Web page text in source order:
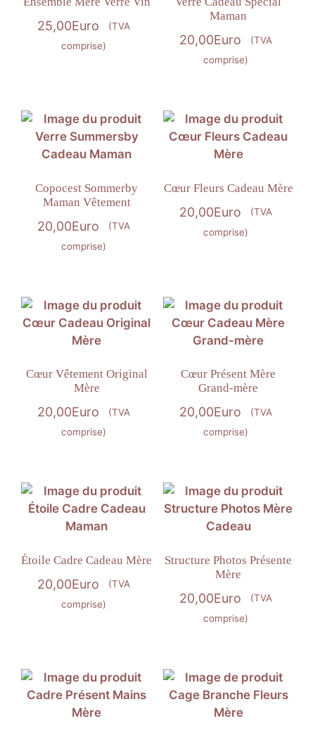
25,00Euro
(TVA
comprise)
Maman
20,00Euro
(TVA
comprise)
Copocest Sommerby
Maman Vêtement
20,00Euro
(TVA
comprise)
Cœur Fleurs Cadeau Mère
20,00Euro
(TVA
comprise)
Cœur Vêtement Original
Mère
20,00Euro
(TVA
comprise)
Cœur Présent Mère
Grand-mère
20,00Euro
(TVA
comprise)
Étoile Cadre Cadeau Mère
20,00Euro
(TVA
comprise)
Structure Photos Présente
Mère
20,00Euro
(TVA
comprise)